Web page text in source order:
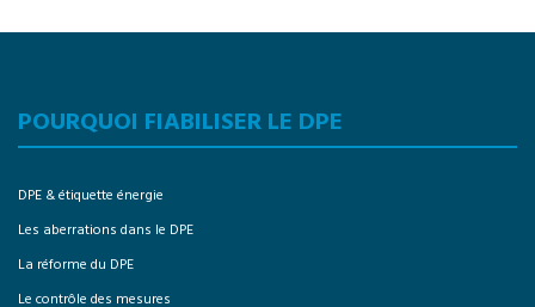
POURQUOI FIABILISER LE DPE
DPE & étiquette énergie
Les aberrations dans le DPE
La réforme du DPE
Le contrôle des mesures